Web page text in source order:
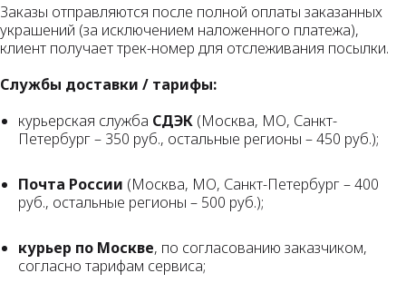
Заказы отправляются после полной оплаты заказанных
украшений (за исключением наложенного платежа),
клиент получает трек-номер для отслеживания посылки.
Службы доставки / тарифы:
курьерская служба СДЭК (Москва, МО, Санкт-
Петербург – 350 руб., остальные регионы – 450 руб.);
Почта России (Москва, МО, Санкт-Петербург – 400
руб., остальные регионы – 500 руб.);
курьер по Москве, по согласованию заказчиком,
согласно тарифам сервиса;